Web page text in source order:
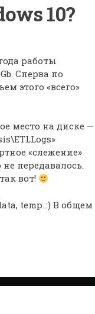
10?
работы
Сперва по
этого «всего»
место на диске —
«слежение»
передавалось.
вот!
temp..:) В общем